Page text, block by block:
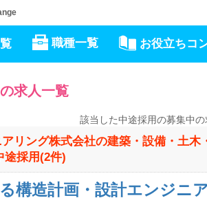
職種一覧 お役立ちコ
求人一覧
該当した中途採用の募集中
リング株式会社の建築・設備・土木
途採用(2件)
構造計画・設計エンジニ